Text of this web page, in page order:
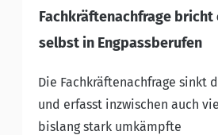
Fachkräftenachfrage bricht
selbst in Engpassberufen
Die Fachkräftenachfrage sinkt
und erfasst inzwischen auch
bislang stark umkämpfte